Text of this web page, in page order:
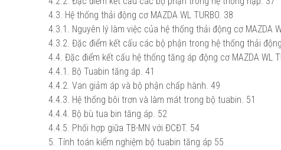
4.3. Hệ thống thải động cơ MAZDA WL TURBO. 38
4.3.1. Nguyên lý làm việc của hệ thống thải động cơ MAZDA
4.3.2. Đặc điểm kết cấu các bộ phận trong hệ thống thải động
4.4. Đặc điểm kết cấu hệ thống tăng áp động cơ MAZDA WL
4.4.1. Bộ Tuabin tăng áp. 41
4.4.2. Van giảm áp và bộ phận chấp hành. 49
4.4.3. Hệ thống bôi trơn và làm mát trong bộ tuabin. 51
4.4.4. Bộ bù tua bin tăng áp. 52
4.4.5. Phối hợp giữa TB-MN với ĐCĐT. 54
5. Tính toán kiểm nghiệm bộ tuabin tăng áp 55